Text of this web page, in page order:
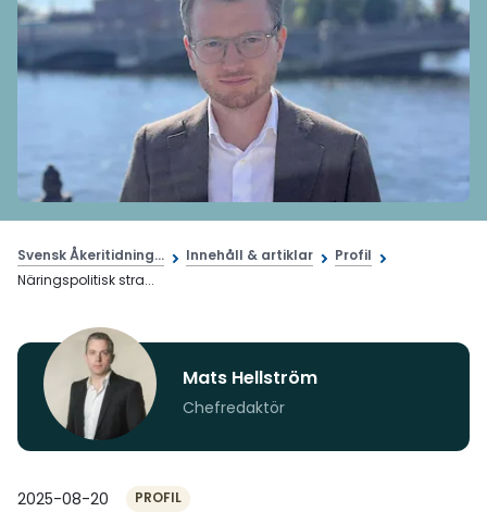
Svensk Åkeritidning... Innehåll & artiklar
Profil
Näringspolitisk stra...
Mats Hellström
Chefredaktör
2025-08-20 PROFIL